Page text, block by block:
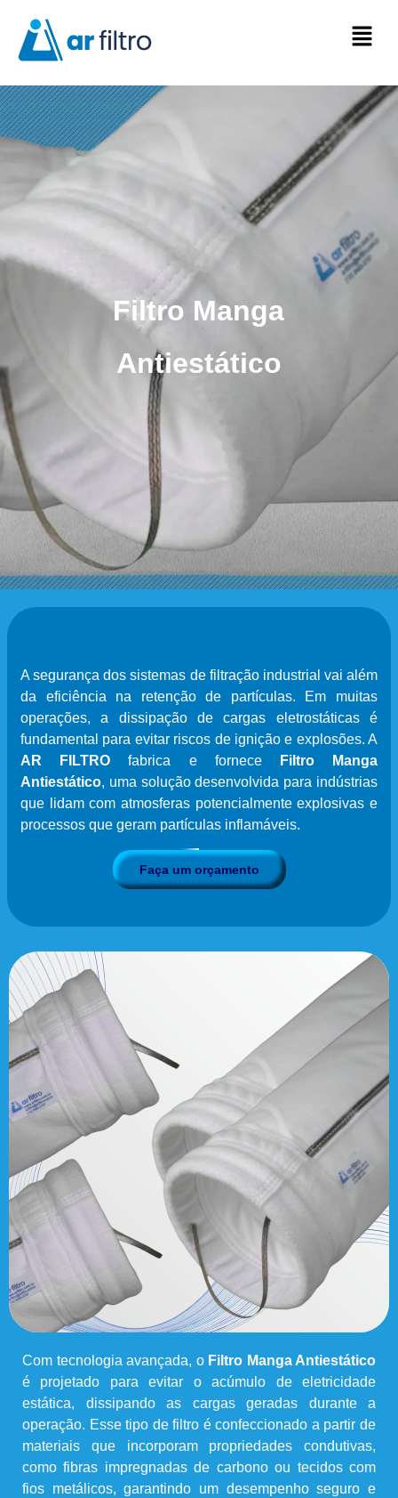
Filtro Manga
Antiestático
A segurança dos sistemas de filtração industrial vai além
da eficiência na retenção de partículas. Em muitas
operações, a dissipação de cargas eletrostáticas é
fundamental para evitar riscos de ignição e explosões. A
AR FILTRO fabrica e fornece
Filtro Manga
Antiestático, uma solução desenvolvida para indústrias
que lidam com atmosferas potencialmente explosivas e
processos que geram partículas inflamáveis.
Faça um orçamento
Com tecnologia avançada, o Filtro Manga Antiestático
é projetado para evitar o acúmulo de eletricidade
estática, dissipando as cargas geradas durante a
operação. Esse tipo de filtro é confeccionado a partir de
materiais que incorporam propriedades condutivas,
como fibras impregnadas de carbono ou tecidos com
fios metálicos, garantindo um desempenho seguro e